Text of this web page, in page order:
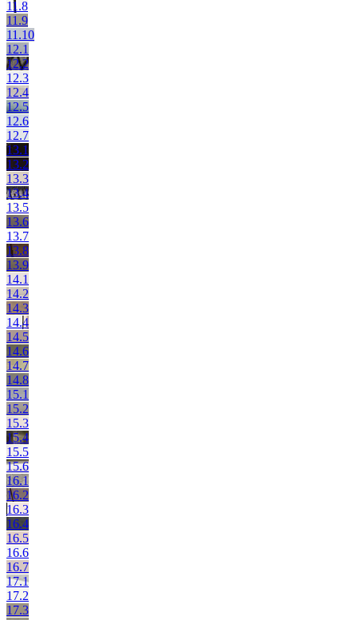
11.8
11.9
11.10
12.1
12.2
12.3
12.4
12.5
12.6
12.7
13.1
13.2
13.3
13.4
13.5
13.6
13.7
13.8
13.9
14.1
14.2
14.3
14.4
14.5
14.6
14.7
14.8
15.1
15.2
15.3
15.4
15.5
15.6
16.1
16.2
16.3
16.4
16.5
16.6
16.7
17.1
17.2
17.3